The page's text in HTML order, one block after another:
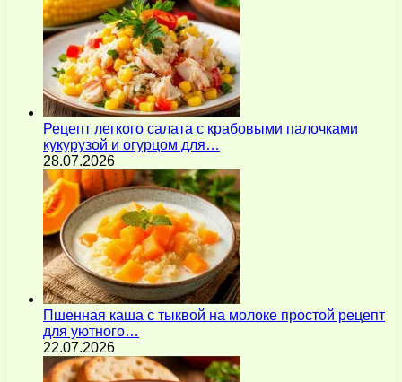
Рецепт легкого салата с крабовыми палочками
кукурузой и огурцом для…
28.07.2026
Пшенная каша с тыквой на молоке простой рецепт
для уютного…
22.07.2026